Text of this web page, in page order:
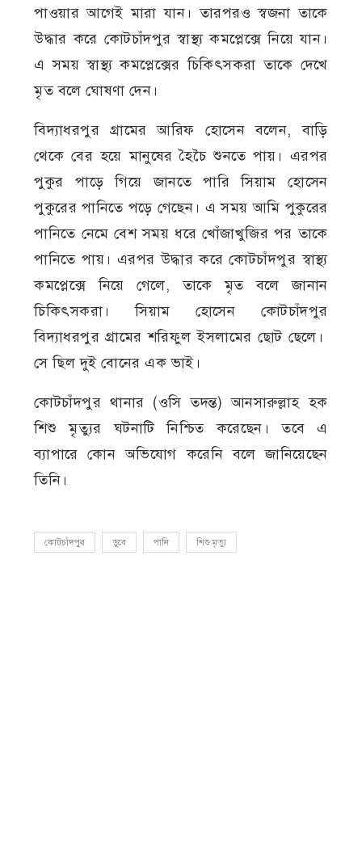
পাওয়ার আগেই মারা যান। তারপরও স্বজনা তাকে
উদ্ধার করে কোটচাঁদপুর স্বাস্থ্য কমপ্লেক্সে নিয়ে যান।
এ সময় স্বাস্থ্য কমপ্লেক্সের চিকিৎসকরা তাকে দেখে
মৃত বলে ঘোষণা দেন।
বিদ্যাধরপুর গ্রামের আরিফ হোসেন বলেন, বাড়ি
থেকে বের হয়ে মানুষের হৈচৈ শুনতে পায়। এরপর
পুকুর পাড়ে গিয়ে জানতে পারি সিয়াম হোসেন
পুকুরের পানিতে পড়ে গেছেন। এ সময় আমি পুকুরের
পানিতে নেমে বেশ সময় ধরে খোঁজাখুজির পর তাকে
পানিতে পায়। এরপর উদ্ধার করে কোটচাঁদপুর স্বাস্থ্য
কমপ্লেক্সে নিয়ে গেলে, তাকে মৃত বলে জানান
চিকিৎসকরা। সিয়াম হোসেন কোটচাঁদপুর
বিদ্যাধরপুর গ্রামের শরিফুল ইসলামের ছোট ছেলে।
সে ছিল দুই বোনের এক ভাই।
কোটচাঁদপুর থানার (ওসি তদন্ত) আনসারুল্লাহ হক
শিশু মৃত্যুর ঘটনাটি নিশ্চিত করেছেন। তবে এ
ব্যাপারে কোন অভিযোগ করেনি বলে জানিয়েছেন
তিনি।
কোটচাঁদপুর ডুবে পানি শিশু মৃত্যু